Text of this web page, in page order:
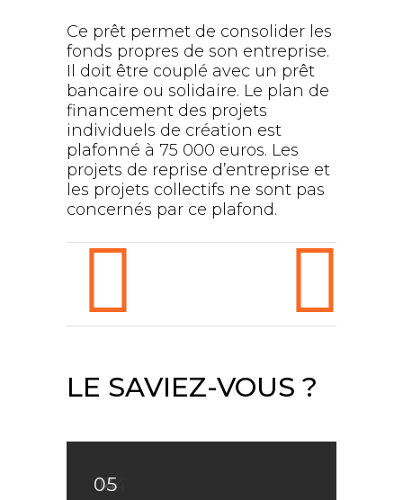
Ce prêt permet de consolider les
fonds propres de son entreprise.
Il doit être couplé avec un prêt
bancaire ou solidaire. Le plan de
financement des projets
individuels de création est
plafonné à 75 000 euros. Les
projets de reprise d’entreprise et
les projets collectifs ne sont pas
concernés par ce plafond.
LE SAVIEZ-VOUS ?
04
14
05